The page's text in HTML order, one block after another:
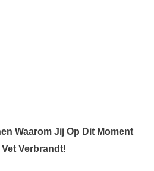
Waarom Jij Op Dit Moment
Vet Verbrandt!